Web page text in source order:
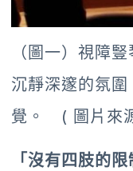
（圖一）視障
沉靜深邃的氛
覺。 ( 圖片來
「沒有四肢的